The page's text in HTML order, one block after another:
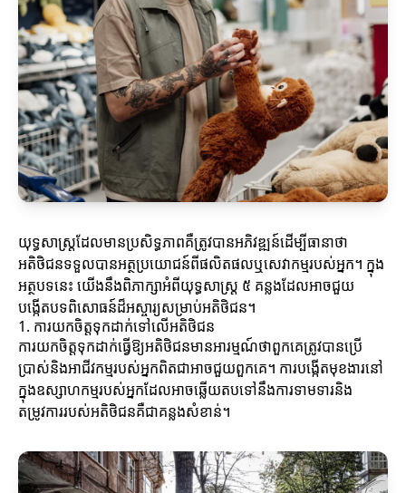
យុទ្ធសាស្ត្រដែលមានប្រសិទ្ធភាពគឺត្រូវបានអភិវឌ្ឍន៍ដើម្បីធានាថា
អតិថិជនទទួលបានអត្ថប្រយោជន៍ពីផលិតផលឬសេវាកម្មរបស់អ្នក។ ក្នុង
អត្ថបទនេះ យើងនឹងពិភាក្សាអំពីយុទ្ធសាស្ត្រ ៥ គន្លងដែលអាចជួយ
បង្កើតបទពិសោធន៍ដ៏អស្ចារ្យសម្រាប់អតិថិជន។
1. ការយកចិត្តទុកដាក់ទៅលើអតិថិជន
ការយកចិត្តទុកដាក់ធ្វើឱ្យអតិថិជនមានអារម្មណ៍ថាពួកគេត្រូវបានប្រើ
ប្រាស់និងអាជីវកម្មរបស់អ្នកពិតជាអាចជួយពួកគេ។ ការបង្កើតមុខងារនៅ
ក្នុងឧស្សាហកម្មរបស់អ្នកដែលអាចឆ្លើយតបទៅនឹងការទាមទារនិង
តម្រូវការរបស់អតិថិជនគឺជាគន្លងសំខាន់។